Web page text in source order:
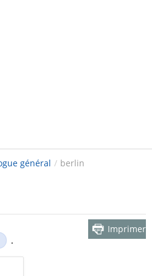
général / berlin
.
Imprimer